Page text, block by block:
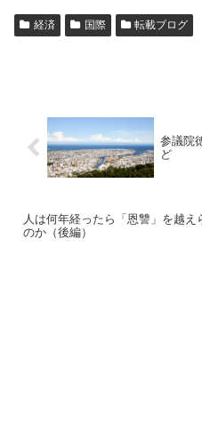
経済 国際 転載ブログ
参議院
ど
人は何年経ったら「恩讐」を越え
のか（後編）